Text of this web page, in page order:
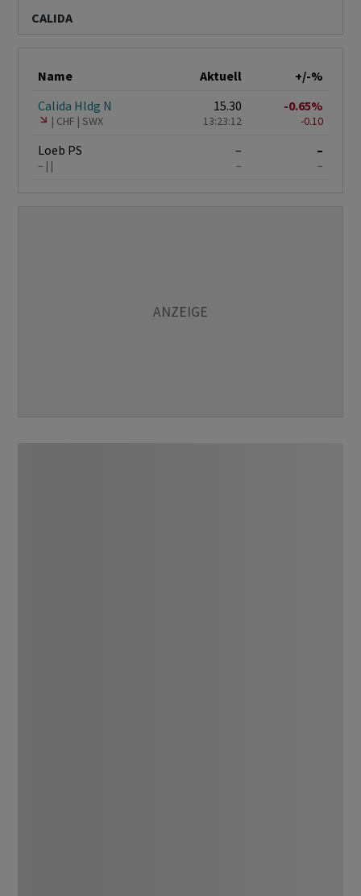
CALIDA
Name Aktuell
+/-%
Calida Hldg N
CHF SWX
15.30
13:23:12
-0.65%
-0.10
Loeb PS
–
–
–
–
–